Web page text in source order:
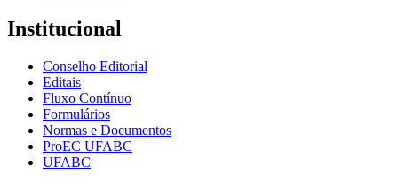
Institucional
Conselho Editorial
Editais
Fluxo Contínuo
Formulários
Normas e Documentos
ProEC UFABC
UFABC